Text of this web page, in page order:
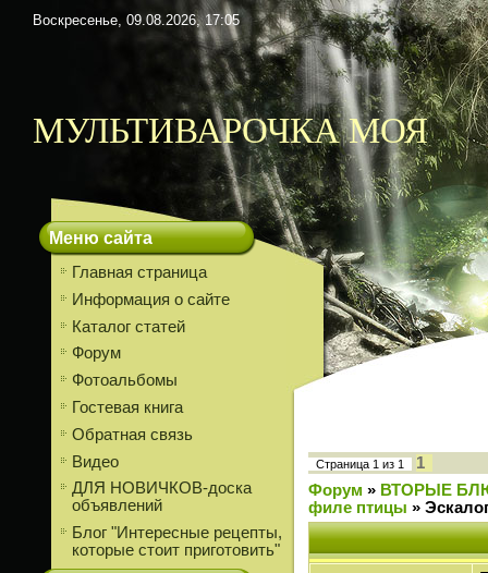
Воскресенье, 09.08.2026, 17:05
МУЛЬТИВАРОЧКА МОЯ
Меню сайта
Главная страница
Информация о сайте
Каталог статей
Форум
Фотоальбомы
Гостевая книга
Обратная связь
Видео
ДЛЯ НОВИЧКОВ-доска
объявлений
Блог "Интересные рецепты,
которые стоит приготовить"
Страница 1 из 1
1
Форум » ВТОРЫЕ
филе птицы »